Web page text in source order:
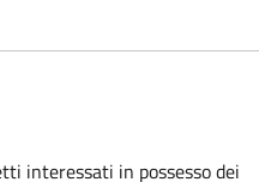
interessati in possesso dei